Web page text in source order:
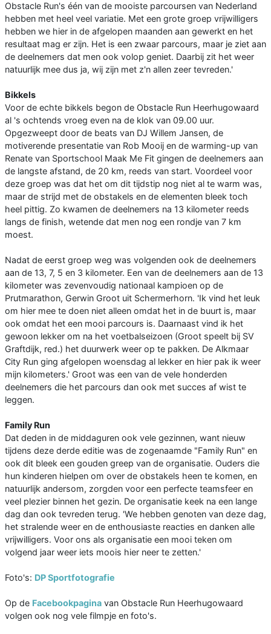
Obstacle Run's één van de mooiste parcoursen van Nederland
hebben met heel veel variatie. Met een grote groep vrijwilligers
hebben we hier in de afgelopen maanden aan gewerkt en het
resultaat mag er zijn. Het is een zwaar parcours, maar je ziet aan
de deelnemers dat men ook volop geniet. Daarbij zit het weer
natuurlijk mee dus ja, wij zijn met z'n allen zeer tevreden.'
Bikkels
Voor de echte bikkels begon de Obstacle Run Heerhugowaard
al 's ochtends vroeg even na de klok van 09.00 uur.
Opgezweept door de beats van DJ Willem Jansen, de
motiverende presentatie van Rob Mooij en de warming-up van
Renate van Sportschool Maak Me Fit gingen de deelnemers aan
de langste afstand, de 20 km, reeds van start. Voordeel voor
deze groep was dat het om dit tijdstip nog niet al te warm was,
maar de strijd met de obstakels en de elementen bleek toch
heel pittig. Zo kwamen de deelnemers na 13 kilometer reeds
langs de finish, wetende dat men nog een rondje van 7 km
moest.
Nadat de eerst groep weg was volgenden ook de deelnemers
aan de 13, 7, 5 en 3 kilometer. Een van de deelnemers aan de 13
kilometer was zevenvoudig nationaal kampioen op de
Prutmarathon, Gerwin Groot uit Schermerhorn. 'Ik vind het leuk
om hier mee te doen niet alleen omdat het in de buurt is, maar
ook omdat het een mooi parcours is. Daarnaast vind ik het
gewoon lekker om na het voetbalseizoen (Groot speelt bij SV
Graftdijk, red.) het duurwerk weer op te pakken. De Alkmaar
City Run ging afgelopen woensdag al lekker en hier pak ik weer
mijn kilometers.' Groot was een van de vele honderden
deelnemers die het parcours dan ook met succes af wist te
leggen.
Family Run
Dat deden in de middaguren ook vele gezinnen, want nieuw
tijdens deze derde editie was de zogenaamde "Family Run" en
ook dit bleek een gouden greep van de organisatie. Ouders die
hun kinderen hielpen om over de obstakels heen te komen, en
natuurlijk andersom, zorgden voor een perfecte teamsfeer en
veel plezier binnen het gezin. De organisatie keek na een lange
dag dan ook tevreden terug. 'We hebben genoten van deze dag,
het stralende weer en de enthousiaste reacties en danken alle
vrijwilligers. Voor ons als organisatie een mooi teken om
volgend jaar weer iets moois hier neer te zetten.'
Foto's: DP Sportfotografie
Op de Facebookpagina van Obstacle Run Heerhugowaard
volgen ook nog vele filmpje en foto's.